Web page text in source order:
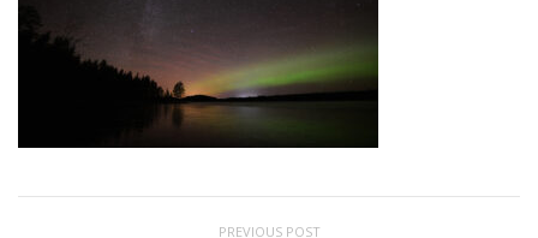
PREVIOUS POST